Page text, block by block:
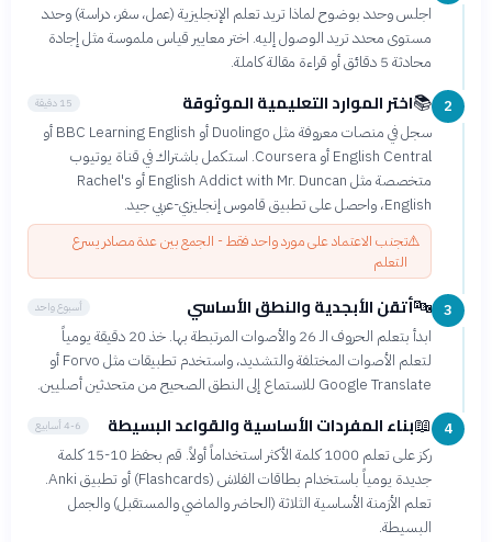
اجلس وحدد بوضوح لماذا تريد تعلم الإنجليزية (عمل، سفر، دراسة) وحدد
مستوى محدد تريد الوصول إليه. اختر معايير قياس ملموسة مثل إجادة
محادثة 5 دقائق أو قراءة مقالة كاملة.
2
📚اختر الموارد التعليمية الموثوقة 15 دقيقة
سجل في منصات معروفة مثل Duolingo أو BBC Learning English أو
English Central أو Coursera. استكمل باشتراك في قناة يوتيوب
متخصصة مثل English Addict with Mr. Duncan أو Rachel's
English، واحصل على تطبيق قاموس إنجليزي-عربي جيد.
⚠️تجنب الاعتماد على مورد واحد فقط - الجمع بين عدة مصادر يسرع
التعلم
3
🔤أتقن الأبجدية والنطق الأساسي أسبوع واحد
ابدأ بتعلم الحروف الـ 26 والأصوات المرتبطة بها. خذ 20 دقيقة يومياً
لتعلم الأصوات المختلفة والتشديد، واستخدم تطبيقات مثل Forvo أو
Google Translate للاستماع إلى النطق الصحيح من متحدثين أصليين.
4
📖بناء المفردات الأساسية والقواعد البسيطة 4-6 أسابيع
ركز على تعلم 1000 كلمة الأكثر استخداماً أولاً. قم بحفظ 10-15 كلمة
جديدة يومياً باستخدام بطاقات الفلاش (Flashcards) أو تطبيق Anki.
تعلم الأزمنة الأساسية الثلاثة (الحاضر والماضي والمستقبل) والجمل
البسيطة.